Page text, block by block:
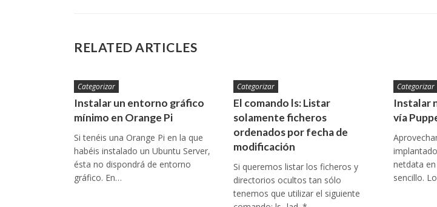
RELATED ARTICLES
Categorizar
Instalar un entorno gráfico
mínimo en Orange Pi
Si tenéis una Orange Pi en la que
habéis instalado un Ubuntu Server,
ésta no dispondrá de entorno
gráfico. En…
Categorizar
El comando ls: Listar
solamente ficheros
ordenados por fecha de
modificación
Si queremos listar los ficheros y
directorios ocultos tan sólo
tenemos que utilizar el siguiente
Categorizar
Instalar
vía
netdata
sencillo.